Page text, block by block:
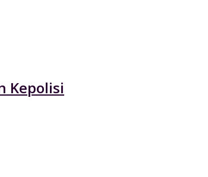
Kepolisi